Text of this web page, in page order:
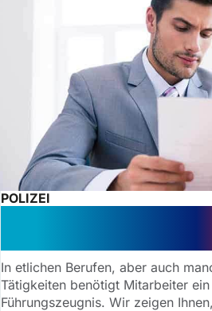
POLIZEI
In etlichen Berufen, aber auch
Tätigkeiten benötigt Mitarbeiter
Führungszeugnis. Wir zeigen